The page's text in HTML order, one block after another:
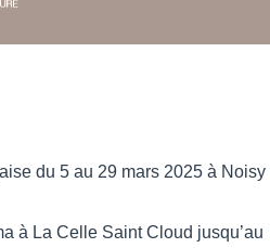
du 5 au 29 mars 2025 à Noisy
à La Celle Saint Cloud jusqu’au